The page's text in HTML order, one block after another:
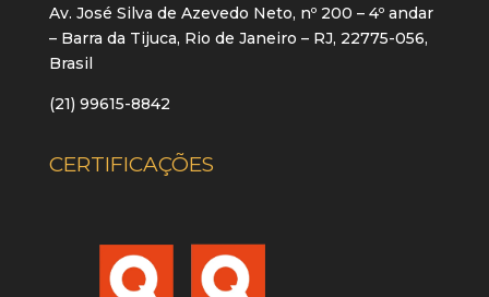
Av. José Silva de Azevedo Neto, nº 200 – 4º andar
– Barra da Tijuca, Rio de Janeiro – RJ, 22775-056,
Brasil
(21) 99615-8842
CERTIFICAÇÕES